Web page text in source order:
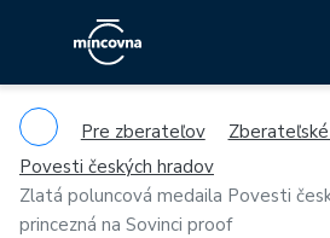
Pre zberateľov
Povesti českých hradov
Zlatá poluncová medaila Povesti
princezná na Sovinci proof